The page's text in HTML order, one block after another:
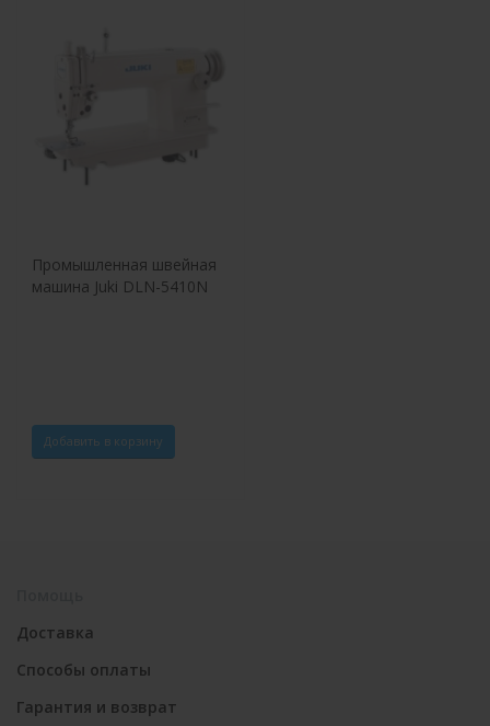
Промышленная швейная
машина Juki DLN-5410N
Добавить в корзину
Доставка
Способы оплаты
Гарантия и возврат